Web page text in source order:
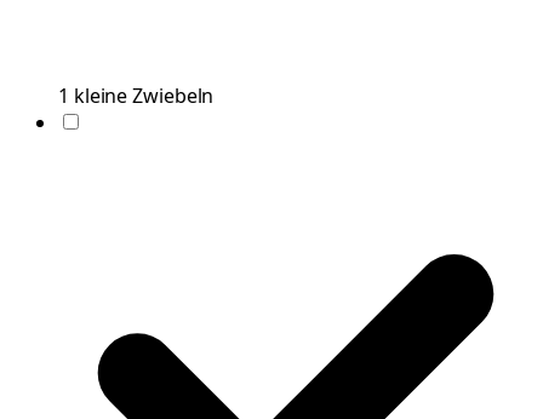
1 kleineZwiebeln